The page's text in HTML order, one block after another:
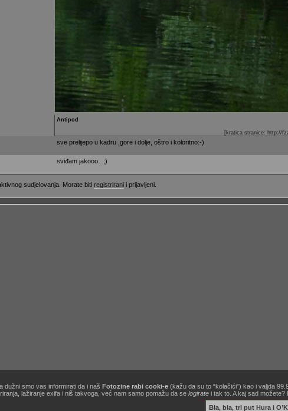
Antipod
[kratica stranice: http://
sve prelijepo u kadru ,gore i dolje, oštro i koloritno:-)
sviđam jakooo...;)
sudjelovanja. Morate biti registrirani i prijavljeni.
2026. Janko Belaj / Fotozine "Žičani okidač" [site powered byZine V3 alpha 9.1 ] .:korisnički ugovor / terms of
dužni smo vas informirati da i naš Fotozine rabi cooki-e(kažu da su to “kolačići”) kao i valjda
lažiranje exifa i niš takvoga, već nam samo pomažu da se logiratei tak to. A kaj sad možete?
Bla, bla, tri put Hura i